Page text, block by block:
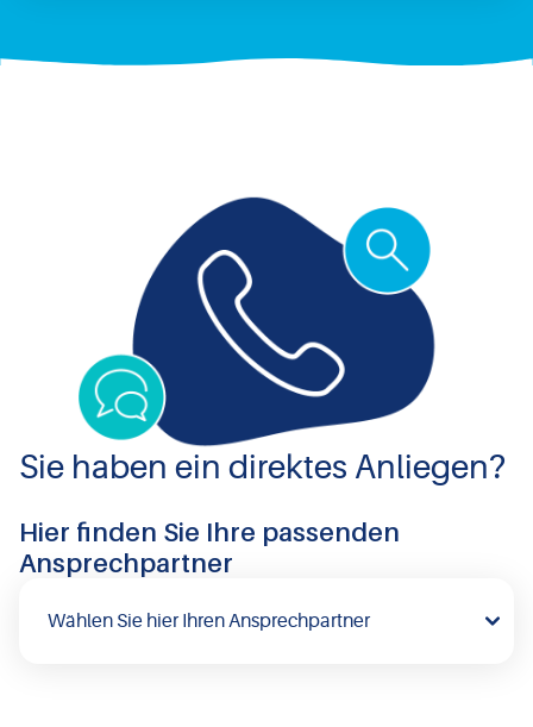
Sie haben ein direktes Anliegen?
Hier finden Sie Ihre passenden
Ansprechpartner